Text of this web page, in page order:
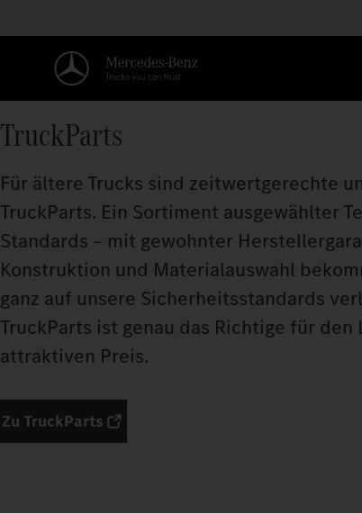
TruckParts
Für ältere Trucks sind zeitwertgerechte
TruckParts. Ein Sortiment ausgewählter
Standards – mit gewohnter
Konstruktion und Materialauswahl
ganz auf unsere Sicherheitsstandards
TruckParts ist genau das Richtige für
attraktiven Preis.​
Zu TruckParts